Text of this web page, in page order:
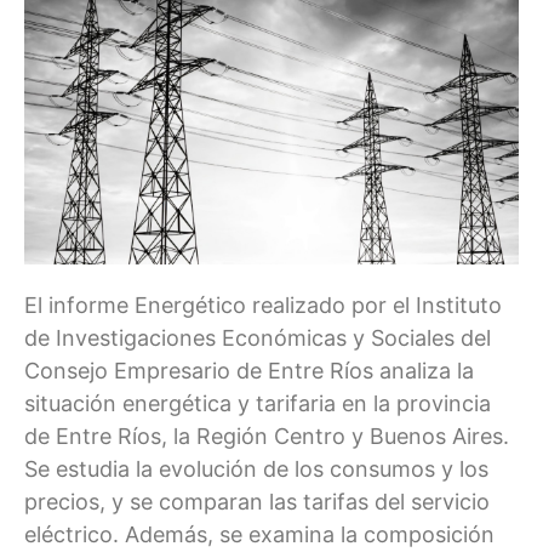
El informe Energético realizado por el Instituto
de Investigaciones Económicas y Sociales del
Consejo Empresario de Entre Ríos analiza la
situación energética y tarifaria en la provincia
de Entre Ríos, la Región Centro y Buenos Aires.
Se estudia la evolución de los consumos y los
precios, y se comparan las tarifas del servicio
eléctrico. Además, se examina la composición